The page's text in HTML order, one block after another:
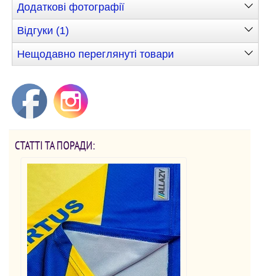
Додаткові фотографії
Відгуки (1)
Нещодавно переглянуті товари
СТАТТІ ТА ПОРАДИ: